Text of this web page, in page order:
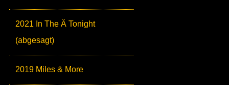
2021 In The Ä Tonight
(abgesagt)
2019 Miles & More